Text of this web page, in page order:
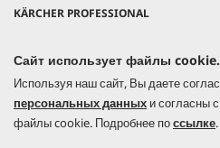
Сайт использует файлы cookie.
Используя наш сайт, Вы даете
персональных данных и согласны
файлы cookie. Подробнее поссылке.
KÄRCHER PROFESSIONAL
© 2026 Керхер Украина | Kärcher
представительство немецкого